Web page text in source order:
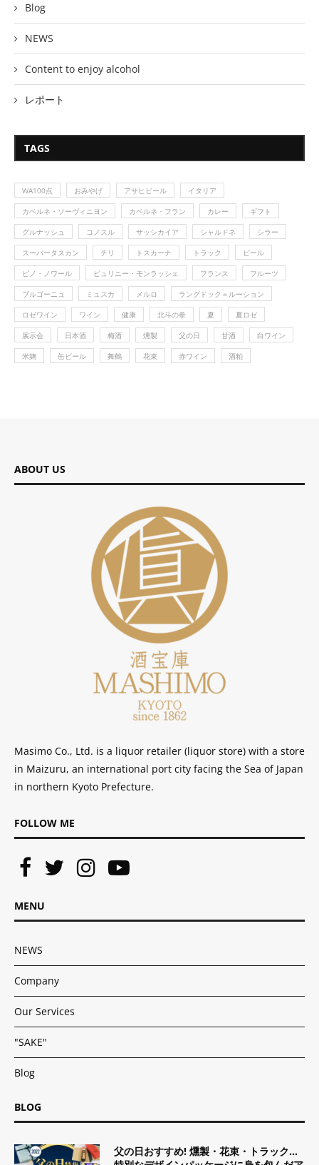
Blog
NEWS
Content to enjoy alcohol
レポート
TAGS
WA100点 おみやげ アサヒビール イタリア
カベルネ・ソーヴィニヨン カベルネ・フラン カレー ギフト
グルナッシュ コノスル サッシカイア シャルドネ シラー
スーパータスカン チリ トスカーナ トラック ビール
ピノ・ノワール ピュリニー・モンラッシェ フランス フルーツ
ブルゴーニュ ミュスカ メルロ ラングドック＝ルーション
ロゼワイン ワイン 健康 北斗の拳 夏 夏ロゼ
展示会 日本酒 梅酒 燻製 父の日 甘酒 白ワイン
米麹 缶ビール 舞鶴 花束 赤ワイン 酒粕
ABOUT US
Masimo Co., Ltd. is a liquor retailer (liquor store) with a store
in Maizuru, an international port city facing the Sea of ​​Japan
in northern Kyoto Prefecture.
FOLLOW ME
MENU
NEWS
Company
Our Services
"SAKE"
Blog
BLOG
父の日おすすめ! 燻製・花束・トラック…